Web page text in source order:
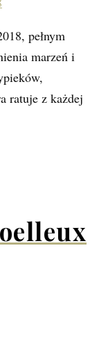
pełnym
marzeń i
ratuje z każdej